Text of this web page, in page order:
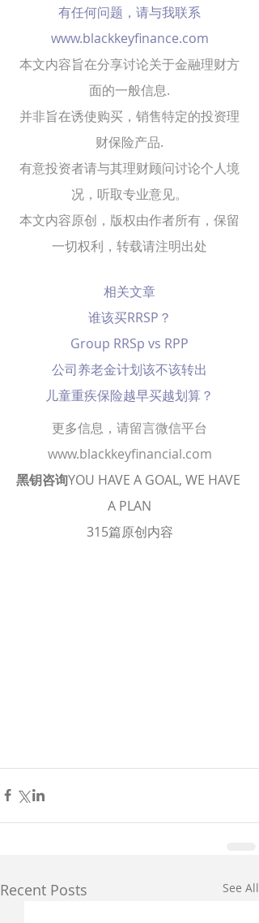
有任何问题，请与我联系
www.blackkeyfinance.com
本文内容旨在分享讨论关于金融理财方
面的一般信息.
并非旨在诱使购买，销售特定的投资理
财保险产品.
有意投资者请与其理财顾问讨论个人境
况，听取专业意见。
本文内容原创，版权由作者所有，保留
一切权利，转载请注明出处
相关文章
谁该买RRSP？
Group RRSp vs RPP
公司养老金计划该不该转出
儿童重疾保险越早买越划算？
更多信息，请留言微信平台
www.blackkeyfinancial.com
黑钥咨询YOU HAVE A GOAL, WE HAVE
A PLAN
315篇原创内容
Recent Posts See All